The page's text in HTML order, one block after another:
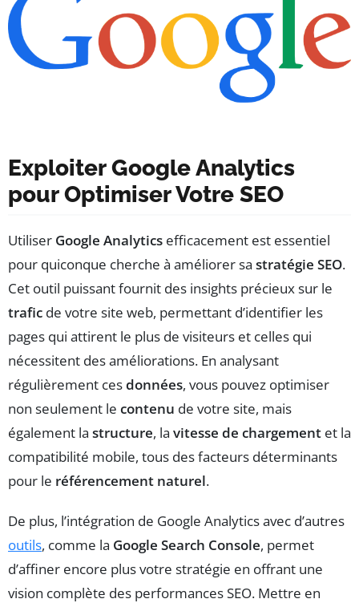
Exploiter Google Analytics
pour Optimiser Votre SEO
Utiliser Google Analytics efficacement est essentiel
pour quiconque cherche à améliorer sa stratégie SEO.
Cet outil puissant fournit des insights précieux sur le
trafic de votre site web, permettant d’identifier les
pages qui attirent le plus de visiteurs et celles qui
nécessitent des améliorations. En analysant
régulièrement cesdonnées, vous pouvez optimiser
non seulement le contenu de votre site, mais
également la structure, la vitesse de chargement et la
compatibilité mobile, tous des facteurs déterminants
pour le référencement naturel.
De plus, l’intégration de Google Analytics avec d’autres
outils, comme la Google Search Console, permet
d’affiner encore plus votre stratégie en offrant une
vision complète des performances SEO. Mettre en